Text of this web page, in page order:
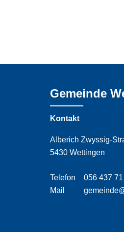
Gemeinde
Kontakt
Alberich Zwyssig-
5430 Wettingen
Telefon
056 437 71
Mail